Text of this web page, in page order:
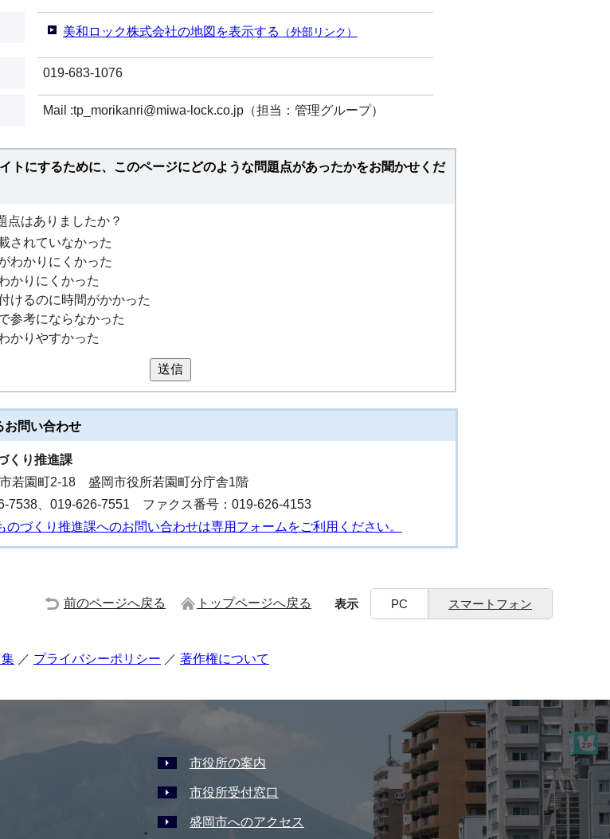
美和ロック株式会社の地図を表示する （外部リンク）
019-683-1076
Mail :tp_morikanri@miwa-lock.co.jp（担当：管理グループ）
トにするために、このページにどのような問題点があったかをお聞かせくだ
点はありましたか？
されていなかった
わかりにくかった
かりにくかった
けるのに時間がかかった
参考にならなかった
かりやすかった
送信
お問い合わせ
くり推進課
若園町2-18 盛岡市役所若園町分庁舎1階
7538、019-626-7551 ファクス番号：019-626-4153
づくり推進課へのお問い合わせは専用フォームをご利用ください。
前のページへ戻る トップページへ戻る 表示 PC スマートフォン
プライバシーポリシー 著作権について
市役所の案内
市役所受付窓口
盛岡市へのアクセス